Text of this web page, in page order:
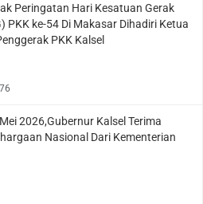
Peringatan Hari Kesatuan Gerak
PKK ke-54 Di Makasar Dihadiri Ketua
PKK Kalsel
2026,Gubernur Kalsel Terima
Nasional Dari Kementerian